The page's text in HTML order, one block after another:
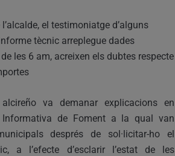
el testimoniatge d’alguns
tècnic arreplegue dades
les 6 am, acreixen els dubtes respecte
va demanar explicacions en
Informativa de Foment a la qual van
després de sol·licitar-ho el
a l’efecte d’esclarir l’estat de les